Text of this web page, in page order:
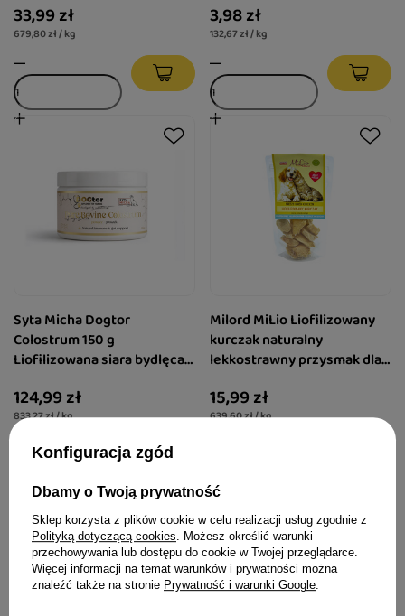
33,99 zł
679,80 zł / kg
3,98 zł
132,67 zł / kg
Syta Micha Dogtor
Colostrum 150 g
Liofilizowana siara bydlęca
124,99 zł
833,27 zł / kg
Milord MiLio Liofilizowany
kurczak naturalny
lekkostrawny przysmak dla
15,99 zł
639,60 zł / kg
Konfiguracja zgód
Dbamy o Twoją prywatność
Sklep korzysta z plików cookie w celu realizacji usług zgodnie z
Polityką dotyczącą cookies. Możesz określić warunki
przechowywania lub dostępu do cookie w Twojej przeglądarce.
Więcej informacji na temat warunków i prywatności można
znaleźć także na stronie Prywatność i warunki Google.